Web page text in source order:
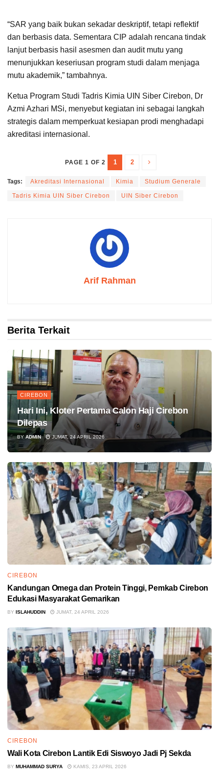
“SAR yang baik bukan sekadar deskriptif, tetapi reflektif
dan berbasis data. Sementara CIP adalah rencana tindak
lanjut berbasis hasil asesmen dan audit mutu yang
menunjukkan keseriusan program studi dalam menjaga
mutu akademik,” tambahnya.
Ketua Program Studi Tadris Kimia UIN Siber Cirebon, Dr
Azmi Azhari MSi, menyebut kegiatan ini sebagai langkah
strategis dalam memperkuat kesiapan prodi menghadapi
akreditasi internasional.
PAGE 1 OF 2 1 2
Tags: Akreditasi Internasional Kimia Studium Generale
Tadris Kimia UIN Siber Cirebon UIN Siber Cirebon
Arif Rahman
Berita Terkait
CIREBON
Hari Ini, Kloter Pertama Calon Haji Cirebon
Dilepas
BY ADMIN JUMAT, 24 APRIL 2026
CIREBON
Kandungan Omega dan Protein Tinggi, Pemkab Cirebon
Edukasi Masyarakat Gemarikan
BY ISLAHUDDIN JUMAT, 24 APRIL 2026
CIREBON
Wali Kota Cirebon Lantik Edi Siswoyo Jadi Pj Sekda
BY MUHAMMAD SURYA KAMIS, 23 APRIL 2026